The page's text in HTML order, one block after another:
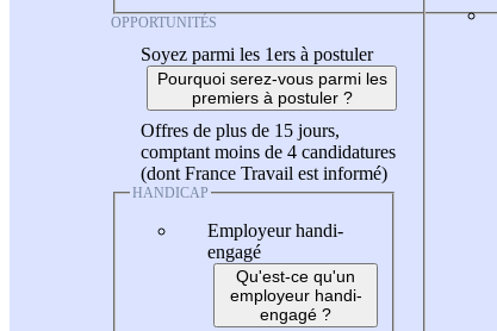
OPPORTUNITÉS
Soyez parmi les 1ers à postuler
Pourquoi serez-vous parmi les
premiers à postuler ?
Offres de plus de 15 jours,
comptant moins de 4 candidatures
(dont France Travail est informé)
HANDICAP
Employeur handi-
engagé
Qu'est-ce qu'un
employeur handi-
engagé ?